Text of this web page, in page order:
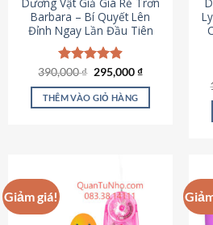
Barbara – Bí Quyết Lên
Đỉnh Ngay Lần Đầu Tiên
Được xếp
hạng4.90
5 sao
390,000₫ Giá
là:
390,000 ₫.
295,000₫Giá
tại
THÊM VÀO GIỎ HÀNG
Giảm giá!